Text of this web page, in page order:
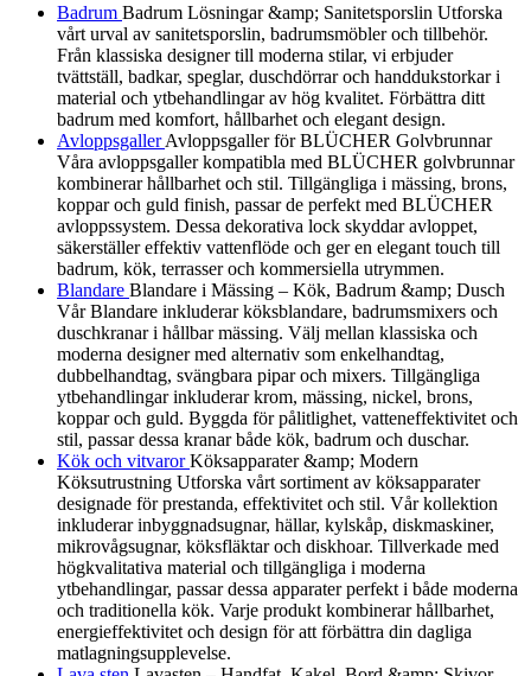
Badrum Badrum Lösningar &amp; Sanitetsporslin Utforska
vårt urval av sanitetsporslin, badrumsmöbler och tillbehör.
Från klassiska designer till moderna stilar, vi erbjuder
tvättställ, badkar, speglar, duschdörrar och handdukstorkar i
material och ytbehandlingar av hög kvalitet. Förbättra ditt
badrum med komfort, hållbarhet och elegant design.
AvloppsgallerAvloppsgaller för BLÜCHER Golvbrunnar
Våra avloppsgaller kompatibla med BLÜCHER golvbrunnar
kombinerar hållbarhet och stil. Tillgängliga i mässing, brons,
koppar och guld finish, passar de perfekt med BLÜCHER
avloppssystem. Dessa dekorativa lock skyddar avloppet,
säkerställer effektiv vattenflöde och ger en elegant touch till
badrum, kök, terrasser och kommersiella utrymmen.
Blandare Blandare i Mässing – Kök, Badrum &amp; Dusch
Vår Blandare inkluderar köksblandare, badrumsmixers och
duschkranar i hållbar mässing. Välj mellan klassiska och
moderna designer med alternativ som enkelhandtag,
dubbelhandtag, svängbara pipar och mixers. Tillgängliga
ytbehandlingar inkluderar krom, mässing, nickel, brons,
koppar och guld. Byggda för pålitlighet, vatteneffektivitet och
stil, passar dessa kranar både kök, badrum och duschar.
Kök och vitvarorKöksapparater &amp; Modern
Köksutrustning Utforska vårt sortiment av köksapparater
designade för prestanda, effektivitet och stil. Vår kollektion
inkluderar inbyggnadsugnar, hällar, kylskåp, diskmaskiner,
mikrovågsugnar, köksfläktar och diskhoar. Tillverkade med
högkvalitativa material och tillgängliga i moderna
ytbehandlingar, passar dessa apparater perfekt i både moderna
och traditionella kök. Varje produkt kombinerar hållbarhet,
energieffektivitet och design för att förbättra din dagliga
matlagningsupplevelse.